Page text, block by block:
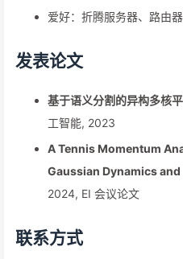
爱好：折腾服务器、路由
发表论文
基于语义分割的异构多核
工智能, 2023
A Tennis Momentum
Gaussian Dynamics
2024, EI 会议论文
联系方式